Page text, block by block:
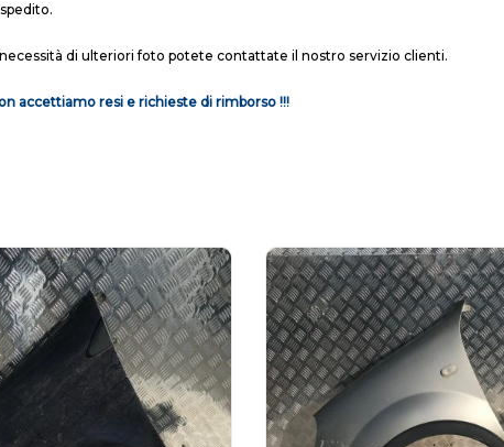
di ulteriori foto potete contattate il nostro servizio clienti.
accettiamo resi e richieste di rimborso !!!